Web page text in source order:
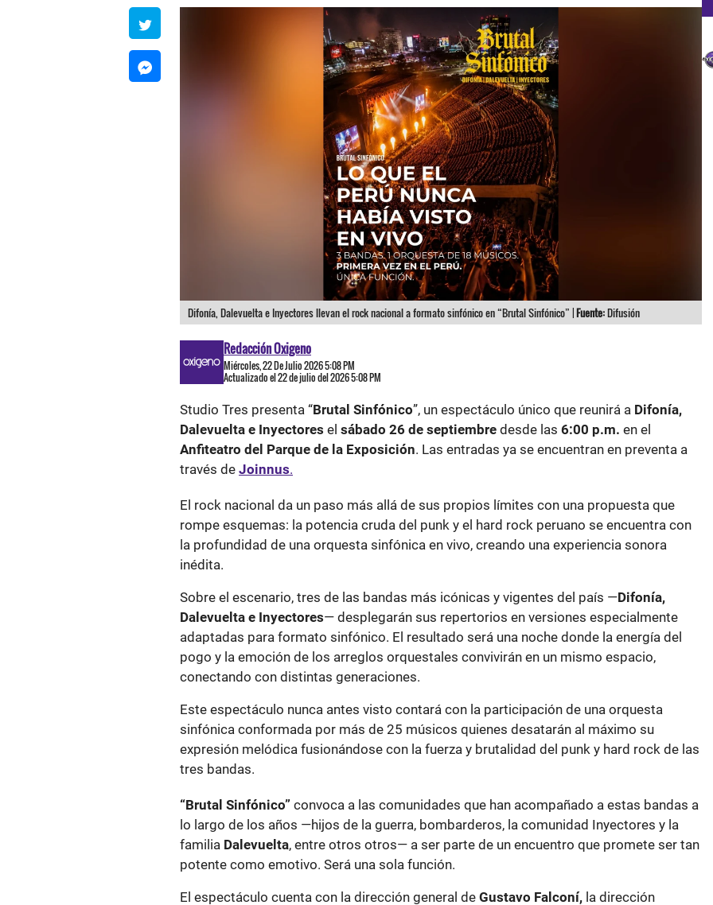
Difonía, Dalevuelta e Inyectores llevan el rock nacional a formato sinfónico en “Brutal Sinfónico” |Fuente:Difusión
Redacción Oxigeno
Miércoles, 22 De Julio 2026 5:08 PM
Actualizado el 22 de julio del 2026 5:08 PM
Studio Tres presenta “Brutal Sinfónico”, un espectáculo único que reunirá a Difonía,
Dalevuelta e Inyectores el sábado 26 de septiembre desde las 6:00 p.m. en el
Anfiteatro del Parque de la Exposición. Las entradas ya se encuentran en preventa a
través de Joinnus.
El rock nacional da un paso más allá de sus propios límites con una propuesta que
rompe esquemas: la potencia cruda del punk y el hard rock peruano se encuentra con
la profundidad de una orquesta sinfónica en vivo, creando una experiencia sonora
inédita.
Sobre el escenario, tres de las bandas más icónicas y vigentes del país —Difonía,
Dalevuelta e Inyectores— desplegarán sus repertorios en versiones especialmente
adaptadas para formato sinfónico. El resultado será una noche donde la energía del
pogo y la emoción de los arreglos orquestales convivirán en un mismo espacio,
conectando con distintas generaciones.
Este espectáculo nunca antes visto contará con la participación de una orquesta
sinfónica conformada por más de 25 músicos quienes desatarán al máximo su
expresión melódica fusionándose con la fuerza y brutalidad del punk y hard rock de las
tres bandas.
“Brutal Sinfónico” convoca a las comunidades que han acompañado a estas bandas a
lo largo de los años —hijos de la guerra, bombarderos, la comunidad Inyectores y la
familia Dalevuelta, entre otros otros— a ser parte de un encuentro que promete ser tan
potente como emotivo. Será una sola función.
El espectáculo cuenta con la dirección general de Gustavo Falconí, la dirección